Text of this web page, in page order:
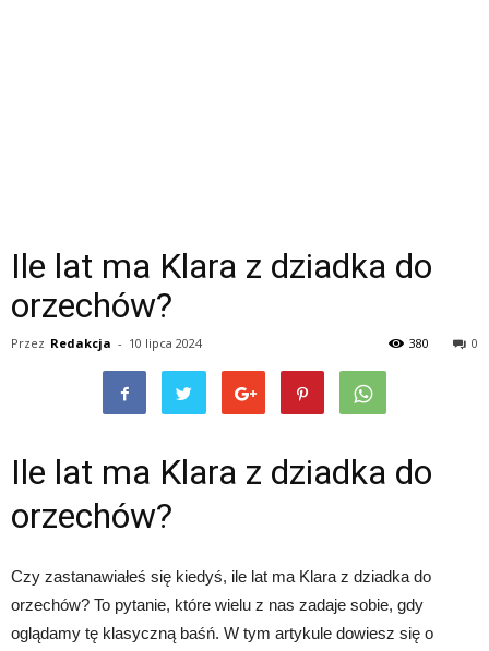
Ile lat ma Klara z dziadka do
orzechów?
Przez Redakcja - 10 lipca 2024 0
380
Ile lat ma Klara z dziadka do
orzechów?
Czy zastanawiałeś się kiedyś, ile lat ma Klara z dziadka do
orzechów? To pytanie, które wielu z nas zadaje sobie, gdy
oglądamy tę klasyczną baśń. W tym artykule dowiesz się o